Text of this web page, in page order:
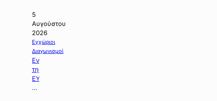
5
Αυγούστου
2026
Εγχώριοι
Διαγωνισμοί
Ενημέρωση
της
ΕΥΔΑΠ
με